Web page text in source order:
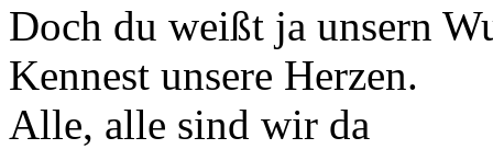
Doch du weißt ja unsern
Kennest unsere Herzen.
Alle, alle sind wir da